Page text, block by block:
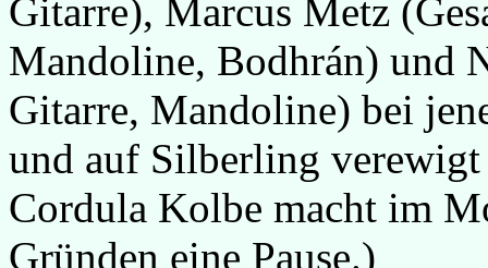
Gitarre), Marcus Metz
Mandoline, Bodhrán) und
Gitarre, Mandoline) bei
und auf Silberling
Cordula Kolbe macht im
Gründen eine Pause.)